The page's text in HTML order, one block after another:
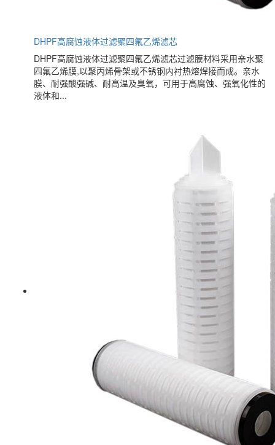
DHPF高腐蚀液体过滤聚四氟乙烯滤芯
DHPF高腐蚀液体过滤聚四氟乙烯滤芯过滤膜材料采用亲水聚
四氟乙烯膜,以聚丙烯骨架或不锈钢内衬热熔焊接而成。亲水
膜、耐强酸强碱、耐高温及臭氧，可用于高腐蚀、强氧化性的
液体和...